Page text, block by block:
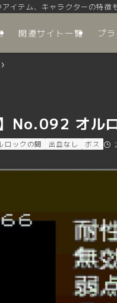
イテム、キャラクターの特徴
関連サイト一覧 プ
No.092 オル
ロックの間 出血なし ボス